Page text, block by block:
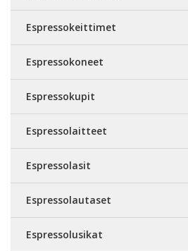
Espressokeittimet
Espressokoneet
Espressokupit
Espressolaitteet
Espressolasit
Espressolautaset
Espressolusikat